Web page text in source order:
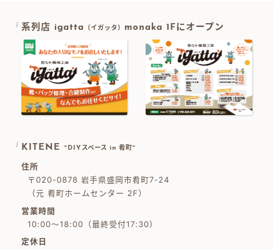
系列店 igatta （イガッタ） monaka 1Fにオープン
KITENE ~DIYスペース in 肴町~
住所
〒020-0878 岩手県盛岡市肴町7-24
（元 肴町ホームセンター 2F）
営業時間
10:00～18:00（最終受付17:30）
定休日